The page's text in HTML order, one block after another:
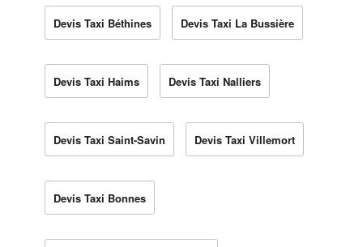
Devis Taxi Béthines Devis Taxi La Bussière
Devis Taxi Haims Devis Taxi Nalliers
Devis Taxi Saint-Savin Devis Taxi Villemort
Devis Taxi Bonnes